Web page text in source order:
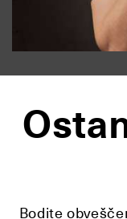
Bodite